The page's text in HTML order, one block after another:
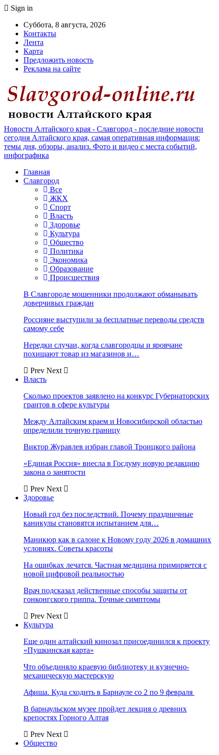
Sign in
Суббота, 8 августа, 2026
Контакты
Лента
Карта
Предложить новость
Реклама на сайте
Новости Алтайского края - Славгород - последние новости
сегодня Алтайского края, самая оперативная информация:
темы дня, обзоры, анализ. Фото и видео с места событий,
инфографика
Главная
Славгород
Все
ЖКХ
Спорт
Власть
Здоровье
Культура
Общество
Политика
Экономика
Образование
Происшествия
В Славгороде мошенники продолжают обманывать
доверчивых граждан
Россияне выступили за бесплатные переводы средств
самому себе
Нередки случаи, когда славгородцы и яровчане
похищают товар из магазинов и…
Prev Next
Власть
Сколько проектов заявлено на конкурс Губернаторских
грантов в сфере культуры
Между Алтайским краем и Новосибирской областью
определили точную границу
Виктор Журавлев избран главой Троицкого района
«Единая Россия» внесла в Госдуму новую редакцию
закона о занятости
Prev Next
Здоровье
Новый год без последствий. Почему праздничные
каникулы становятся испытанием для…
Маникюр как в салоне к Новому году 2026 в домашних
условиях. Советы красоты
На ошибках лечатся. Частная медицина примиряется с
новой цифровой реальностью
Врач подсказал действенные способы защиты от
гонконгского гриппа. Точные симптомы
Prev Next
Культура
Еще один алтайский кинозал присоединился к проекту
«Пушкинская карта»
Что объединяло краевую библиотеку и кузнечно-
механическую мастерскую
Афиша. Куда сходить в Барнауле со 2 по 9 февраля
В барнаульском музее пройдет лекция о древних
крепостях Горного Алтая
Prev Next
Общество